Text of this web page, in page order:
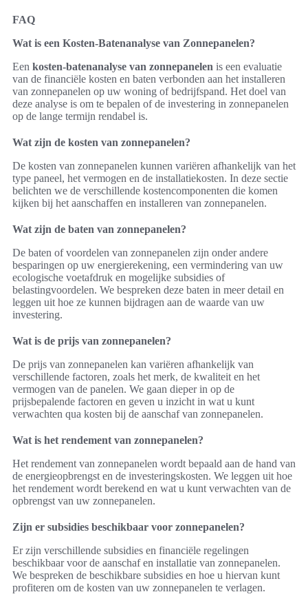
FAQ
Wat is een Kosten-Batenanalyse van Zonnepanelen?
Een kosten-batenanalyse van zonnepanelen is een evaluatie
van de financiële kosten en baten verbonden aan het installeren
van zonnepanelen op uw woning of bedrijfspand. Het doel van
deze analyse is om te bepalen of de investering in zonnepanelen
op de lange termijn rendabel is.
Wat zijn de kosten van zonnepanelen?
De kosten van zonnepanelen kunnen variëren afhankelijk van het
type paneel, het vermogen en de installatiekosten. In deze sectie
belichten we de verschillende kostencomponenten die komen
kijken bij het aanschaffen en installeren van zonnepanelen.
Wat zijn de baten van zonnepanelen?
De baten of voordelen van zonnepanelen zijn onder andere
besparingen op uw energierekening, een vermindering van uw
ecologische voetafdruk en mogelijke subsidies of
belastingvoordelen. We bespreken deze baten in meer detail en
leggen uit hoe ze kunnen bijdragen aan de waarde van uw
investering.
Wat is de prijs van zonnepanelen?
De prijs van zonnepanelen kan variëren afhankelijk van
verschillende factoren, zoals het merk, de kwaliteit en het
vermogen van de panelen. We gaan dieper in op de
prijsbepalende factoren en geven u inzicht in wat u kunt
verwachten qua kosten bij de aanschaf van zonnepanelen.
Wat is het rendement van zonnepanelen?
Het rendement van zonnepanelen wordt bepaald aan de hand van
de energieopbrengst en de investeringskosten. We leggen uit hoe
het rendement wordt berekend en wat u kunt verwachten van de
opbrengst van uw zonnepanelen.
Zijn er subsidies beschikbaar voor zonnepanelen?
Er zijn verschillende subsidies en financiële regelingen
beschikbaar voor de aanschaf en installatie van zonnepanelen.
We bespreken de beschikbare subsidies en hoe u hiervan kunt
profiteren om de kosten van uw zonnepanelen te verlagen.